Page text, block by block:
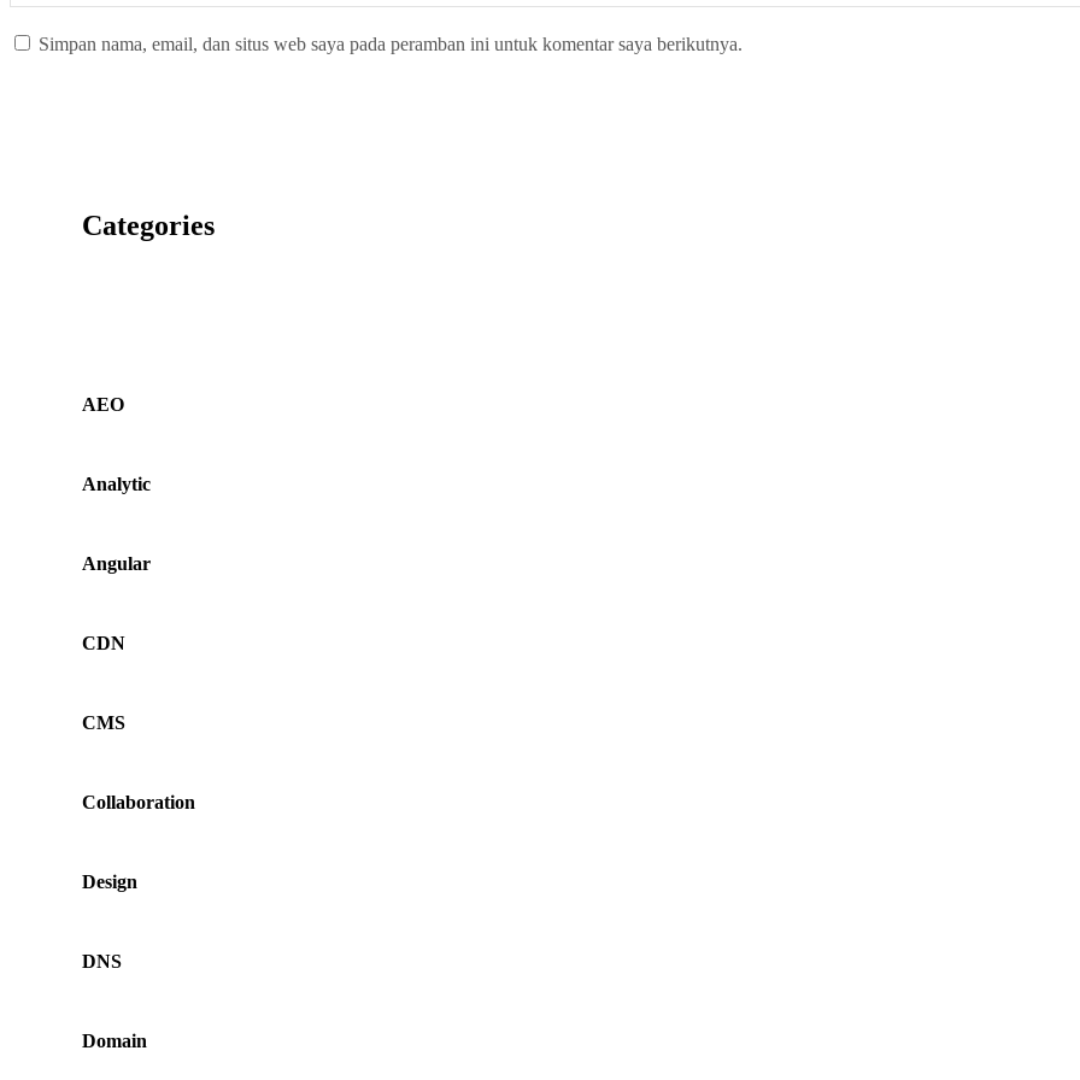
Simpan nama, email, dan situs web saya pada peramban ini untuk komentar saya berikutnya.
Categories
AEO
Analytic
Angular
CDN
CMS
Collaboration
Design
DNS
Domain